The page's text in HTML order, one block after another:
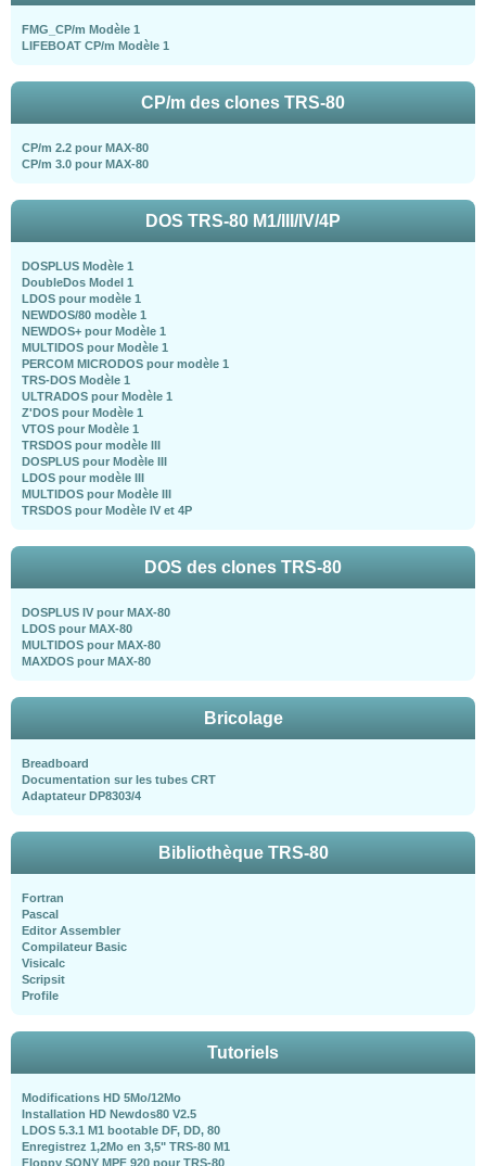
FMG_CP/m Modèle 1
LIFEBOAT CP/m Modèle 1
CP/m des clones TRS-80
CP/m 2.2 pour MAX-80
CP/m 3.0 pour MAX-80
DOS TRS-80 M1/III/IV/4P
DOSPLUS Modèle 1
DoubleDos Model 1
LDOS pour modèle 1
NEWDOS/80 modèle 1
NEWDOS+ pour Modèle 1
MULTIDOS pour Modèle 1
PERCOM MICRODOS pour modèle 1
TRS-DOS Modèle 1
ULTRADOS pour Modèle 1
Z'DOS pour Modèle 1
VTOS pour Modèle 1
TRSDOS pour modèle III
DOSPLUS pour Modèle III
LDOS pour modèle III
MULTIDOS pour Modèle III
TRSDOS pour Modèle IV et 4P
DOS des clones TRS-80
DOSPLUS IV pour MAX-80
LDOS pour MAX-80
MULTIDOS pour MAX-80
MAXDOS pour MAX-80
Bricolage
Breadboard
Documentation sur les tubes CRT
Adaptateur DP8303/4
Bibliothèque TRS-80
Fortran
Pascal
Editor Assembler
Compilateur Basic
Visicalc
Scripsit
Profile
Tutoriels
Modifications HD 5Mo/12Mo
Installation HD Newdos80 V2.5
LDOS 5.3.1 M1 bootable DF, DD, 80
Enregistrez 1,2Mo en 3,5" TRS-80 M1
Floppy SONY MPF 920 pour TRS-80